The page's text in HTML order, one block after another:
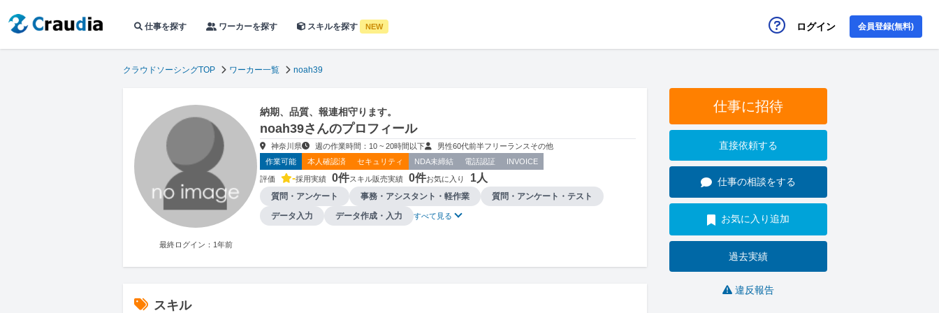
仕事を探す ワーカーを探す スキルを探す NEW ログイン 会員登録(無料)
クラウドソーシングTOP ワーカー一覧 noah39
最終ログイン：1年前
納期、品質、報連相守ります。
noah39さんのプロフィール
神奈川県 週の作業時間：10 ~ 20時間以下 男性60代前半フリーランス その他
作業可能
本人確認済 セキュリティ NDA未締結 電話認証 INVOICE
評価 -採用実績 0件スキル販売実績 0件お気に入り 1人
質問・アンケート 事務・アシスタント・軽作業
質問・アンケート・テスト
データ入力
データ作成・入力 すべて見る
スキル
仕事に招待
直接依頼する
仕事の相談をする
お気に入り追加
過去実績
違反報告